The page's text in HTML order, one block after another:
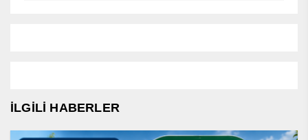
İLGİLİ HABERLER